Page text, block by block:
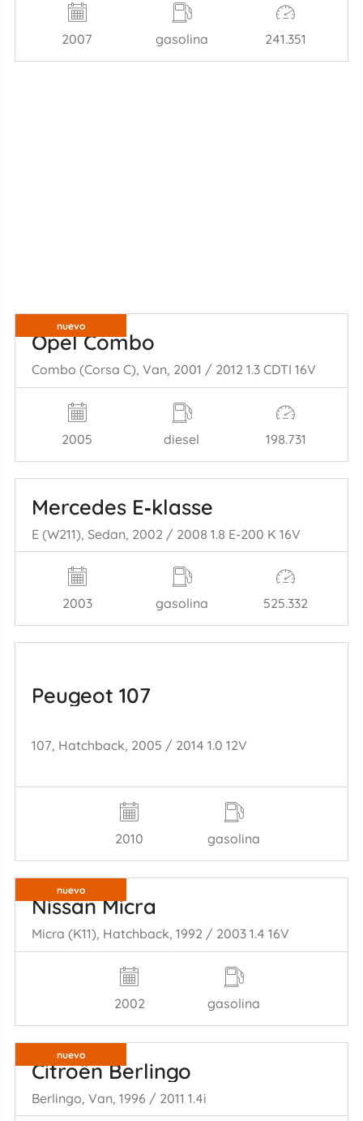
2007 gasolina 241.351
nuevo
Opel Combo
Combo (Corsa C), Van, 2001 / 2012 1.3 CDTI 16V
2005 diesel 198.731
Mercedes E‑klasse
E (W211), Sedan, 2002 / 2008 1.8 E-200 K 16V
2003 gasolina 525.332
Peugeot 107
107, Hatchback, 2005 / 2014 1.0 12V
2010 gasolina
nuevo
Nissan Micra
Micra (K11), Hatchback, 1992 / 2003 1.4 16V
2002 gasolina
nuevo
Citroën Berlingo
Berlingo, Van, 1996 / 2011 1.4i